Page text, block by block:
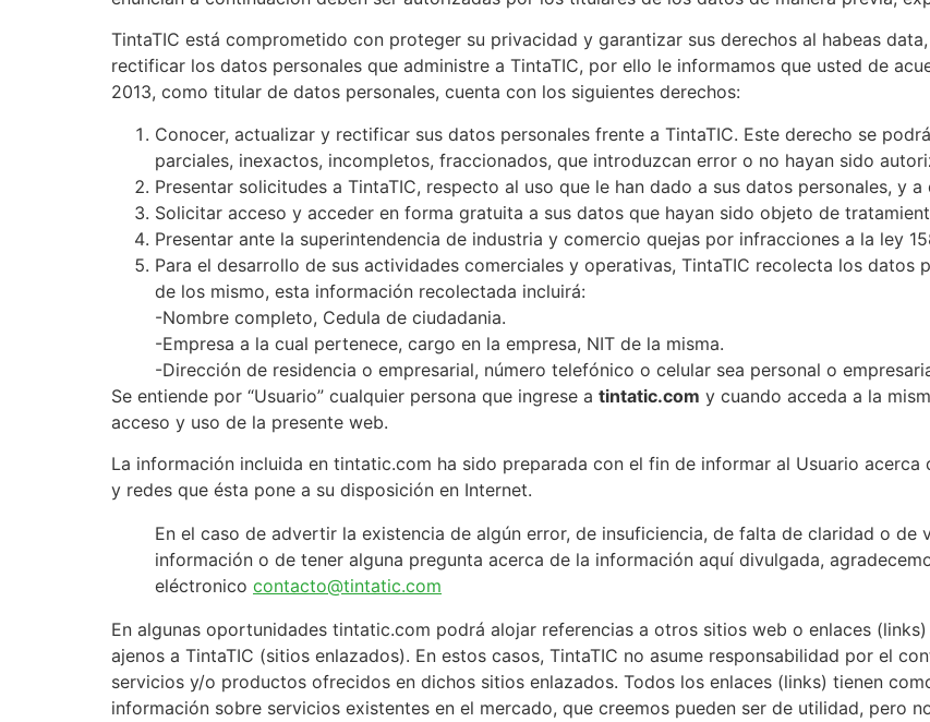
TintaTIC está comprometido con proteger su privacidad y garantizar sus derechos al habeas
rectificar los datos personales que administre a TintaTIC, por ello le informamos que usted de
2013, como titular de datos personales, cuenta con los siguientes derechos:
Conocer, actualizar y rectificar sus datos personales frente a TintaTIC. Este derecho se
parciales, inexactos, incompletos, fraccionados, que introduzcan error o no hayan sido
Presentar solicitudes a TintaTIC, respecto al uso que le han dado a sus datos personales, y
Solicitar acceso y acceder en forma gratuita a sus datos que hayan sido objeto de
Presentar ante la superintendencia de industria y comercio quejas por infracciones a la ley
Para el desarrollo de sus actividades comerciales y operativas, TintaTIC recolecta los
de los mismo, esta información recolectada incluirá:
-Nombre completo, Cedula de ciudadania.
-Empresa a la cual pertenece, cargo en la empresa, NIT de la misma.
-Dirección de residencia o empresarial, número telefónico o celular sea personal o
Se entiende por “Usuario” cualquier persona que ingrese a tintatic.com y cuando acceda a la
acceso y uso de la presente web.
La información incluida en tintatic.com ha sido preparada con el fin de informar al Usuario
y redes que ésta pone a su disposición en Internet.
En el caso de advertir la existencia de algún error, de insuficiencia, de falta de claridad o
información o de tener alguna pregunta acerca de la información aquí divulgada,
eléctronico contacto@tintatic.com
En algunas oportunidades tintatic.com podrá alojar referencias a otros sitios web o enlaces
ajenos a TintaTIC (sitios enlazados). En estos casos, TintaTIC no asume responsabilidad por el
servicios y/o productos ofrecidos en dichos sitios enlazados. Todos los enlaces (links) tienen
información sobre servicios existentes en el mercado, que creemos pueden ser de utilidad, pero